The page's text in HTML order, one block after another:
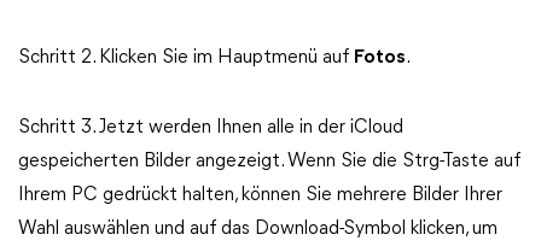
Schritt 2. Klicken Sie im Hauptmenü auf Fotos.
Schritt 3. Jetzt werden Ihnen alle in der iCloud
gespeicherten Bilder angezeigt. Wenn Sie die Strg-Taste auf
Ihrem PC gedrückt halten, können Sie mehrere Bilder Ihrer
Wahl auswählen und auf das Download-Symbol klicken, um